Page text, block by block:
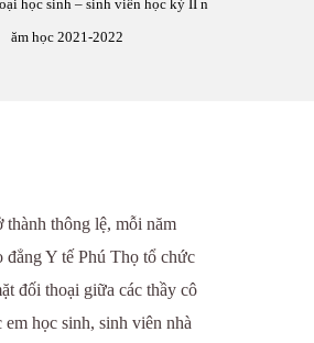
học sinh – sinh viên học kỳ II n
ăm học 2021-2022
thành thông lệ, mỗi năm
đẳng Y tế Phú Thọ tổ chức
đối thoại giữa các thầy cô
em học sinh, sinh viên nhà